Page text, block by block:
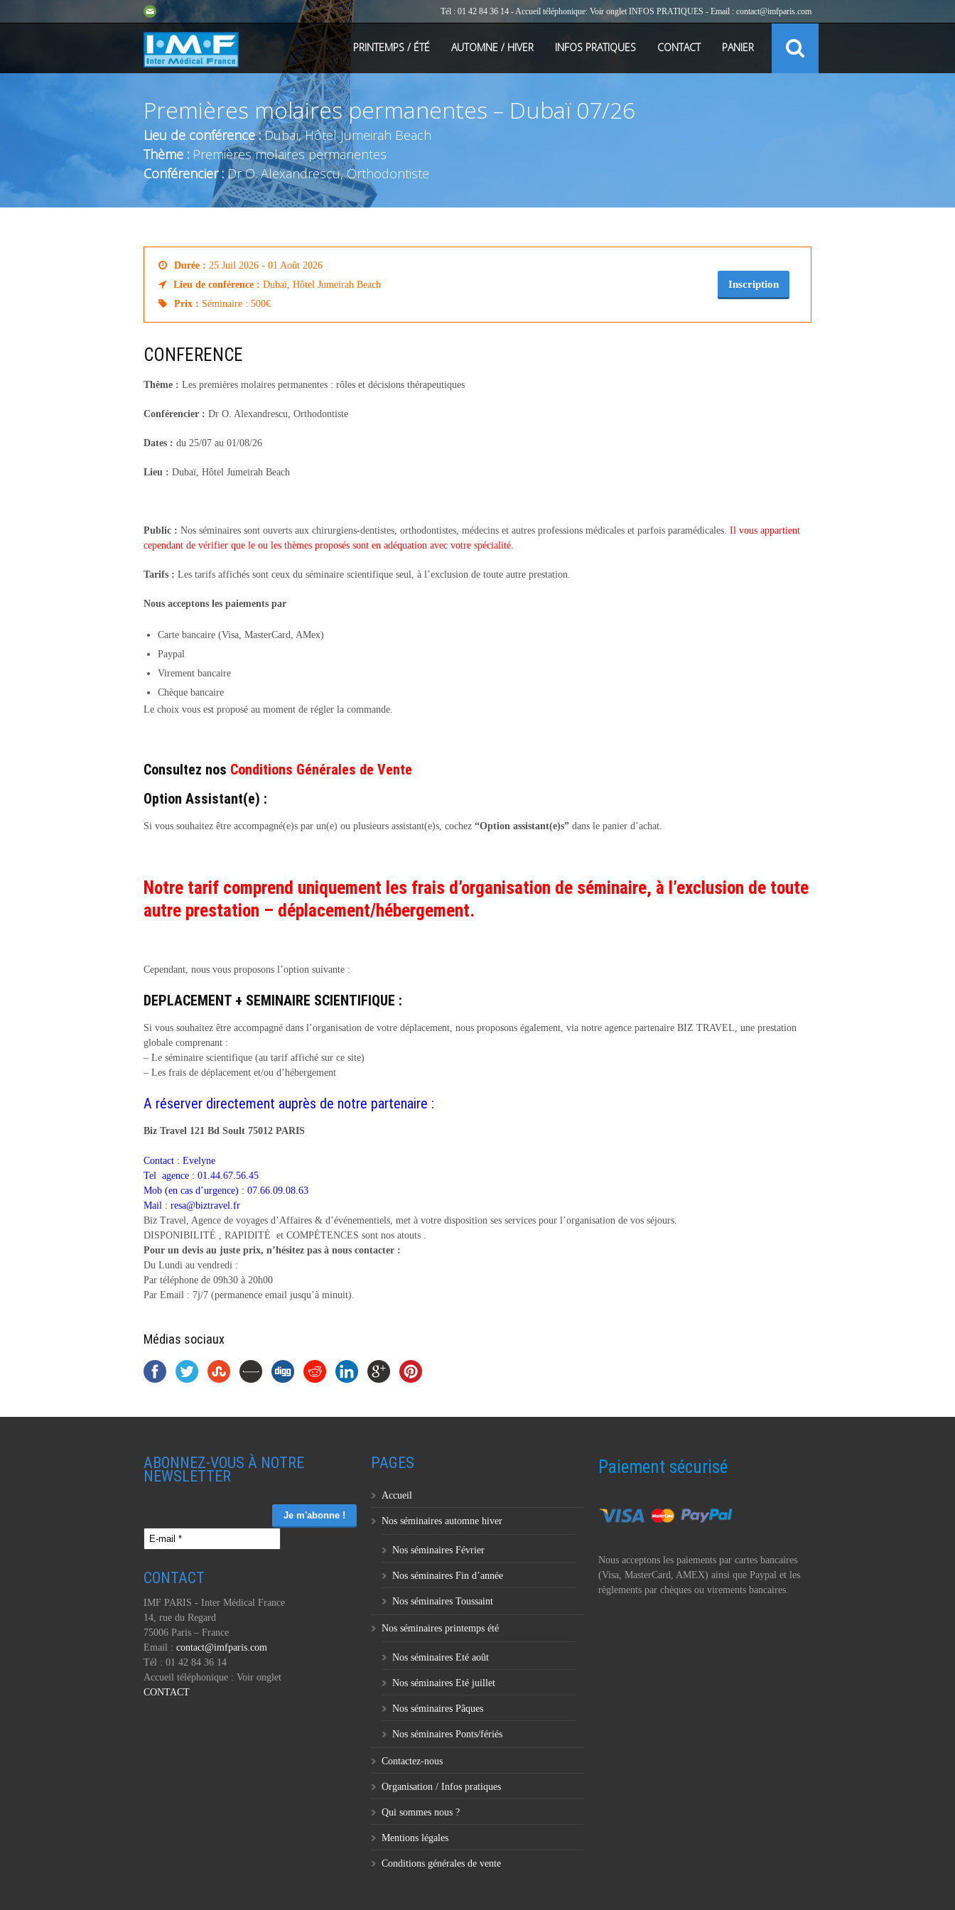
Tél : 01 42 84 36 14 - Accueil téléphonique: Voir onglet INFOS PRATIQUES - Email : contact@imfparis.com
PRINTEMPS / ÉTÉ AUTOMNE / HIVER INFOS PRATIQUES CONTACT PANIER
Premières molaires permanentes – Dubaï 07/26
Lieu de conférence :Dubaï, Hôtel Jumeirah Beach
Thème : Premières molaires permanentes
Conférencier :Dr O. Alexandrescu, Orthodontiste
Durée : 25 Juil 2026 - 01 Août 2026
Lieu de conférence : Dubaï, Hôtel Jumeirah Beach
Prix : Séminaire : 500€
Inscription
CONFERENCE
Thème : Les premières molaires permanentes : rôles et décisions thérapeutiques
Conférencier : Dr O. Alexandrescu, Orthodontiste
Dates : du 25/07 au 01/08/26
Lieu : Dubaï, Hôtel Jumeirah Beach
Public : Nos séminaires sont ouverts aux chirurgiens-dentistes, orthodontistes, médecins et autres professions médicales et parfois paramédicales. Il vous appartient
cependant de vérifier que le ou les thèmes proposés sont en adéquation avec votre spécialité.
Tarifs : Les tarifs affichés sont ceux du séminaire scientifique seul, à l’exclusion de toute autre prestation.
Nous acceptons les paiements par
Carte bancaire (Visa, MasterCard, AMex)
Paypal
Virement bancaire
Chèque bancaire
Le choix vous est proposé au moment de régler la commande.
Consultez nos Conditions Générales de Vente
Option Assistant(e) :
Si vous souhaitez être accompagné(e)s par un(e) ou plusieurs assistant(e)s, cochez “Option assistant(e)s” dans le panier d’achat.
Notre tarif comprend uniquement les frais d’organisation de séminaire, à l’exclusion de toute
autre prestation – déplacement/hébergement.
Cependant, nous vous proposons l’option suivante :
DEPLACEMENT + SEMINAIRE SCIENTIFIQUE :
Si vous souhaitez être accompagné dans l’organisation de votre déplacement, nous proposons également, via notre agence partenaire BIZ TRAVEL, une prestation
globale comprenant :
– Le séminaire scientifique (au tarif affiché sur ce site)
– Les frais de déplacement et/ou d’hébergement
A réserver directement auprès de notre partenaire :
Biz Travel 121 Bd Soult 75012 PARIS
Contact : Evelyne
Tel agence : 01.44.67.56.45
Mob (en cas d’urgence) : 07.66.09.08.63
Mail : resa@biztravel.fr
Biz Travel, Agence de voyages d’Affaires & d’événementiels, met à votre disposition ses services pour l’organisation de vos séjours.
DISPONIBILITÉ , RAPIDITÉ et COMPÉTENCES sont nos atouts .
Pour un devis au juste prix, n’hésitez pas à nous contacter :
Du Lundi au vendredi :
Par téléphone de 09h30 à 20h00
Par Email : 7j/7 (permanence email jusqu’à minuit).
Médias sociaux
ABONNEZ-VOUS À NOTRE
NEWSLETTER
CONTACT
IMF PARIS - Inter Médical France
14, rue du Regard
75006 Paris – France
Email : contact@imfparis.com
Tél : 01 42 84 36 14
Accueil téléphonique : Voir onglet
CONTACT
PAGES
Accueil
Nos séminaires automne hiver
Nos séminaires Février
Nos séminaires Fin d’année
Nos séminaires Toussaint
Nos séminaires printemps été
Nos séminaires Eté août
Nos séminaires Eté juillet
Nos séminaires Pâques
Nos séminaires Ponts/fériés
Contactez-nous
Organisation / Infos pratiques
Qui sommes nous ?
Mentions légales
Conditions générales de vente
Paiement sécurisé
Nous acceptons les paiements par cartes bancaires
(Visa, MasterCard, AMEX) ainsi que Paypal et les
règlements par chèques ou virements bancaires.